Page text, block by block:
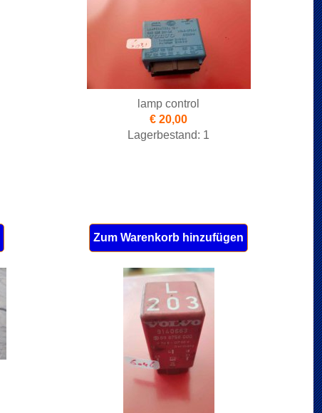
lamp control
€ 20,00
Lagerbestand: 1
Zum Warenkorb hinzufügen